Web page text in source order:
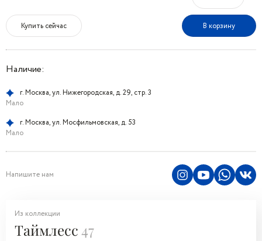
Купить сейчас В корзину
Наличие:
г. Москва, ул. Нижегородская, д. 29, стр. 3
Мало
г. Москва, ул. Мосфильмовская, д. 53
Мало
Напишите нам
Из коллекции
Таймлесс47